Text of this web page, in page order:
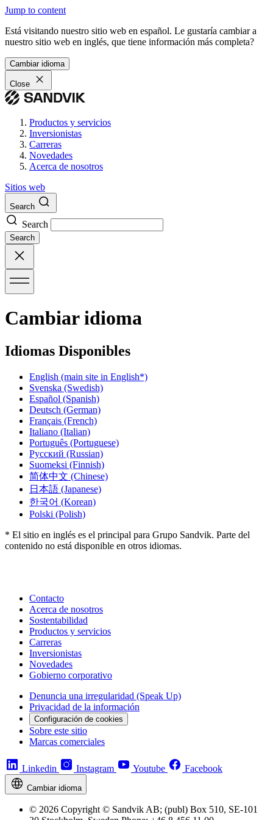
Jump to content
Está visitando nuestro sitio web en español. Le gustaría cambiar a
nuestro sitio web en inglés, que tiene información más completa?
Cambiar idioma
Close
Productos y servicios
Inversionistas
Carreras
Novedades
Acerca de nosotros
Sitios web
Search
Search
Search
Cambiar idioma
Idiomas Disponibles
English (main site in English*)
Svenska (Swedish)
Español (Spanish)
Deutsch (German)
Français (French)
Italiano (Italian)
Português (Portuguese)
Русский (Russian)
Suomeksi (Finnish)
简体中文 (Chinese)
日本語 (Japanese)
한국어 (Korean)
Polski (Polish)
* El sitio en inglés es el principal para Grupo Sandvik. Parte del
contenido no está disponible en otros idiomas.
Contacto
Acerca de nosotros
Sostentabilidad
Productos y servicios
Carreras
Inversionistas
Novedades
Gobierno corporativo
Denuncia una irregularidad (Speak Up)
Privacidad de la información
Configuración de cookies
Sobre este sitio
Marcas comerciales
Linkedin Instagram Youtube Facebook
Cambiar idioma
© 2026 Copyright © Sandvik AB; (publ) Box 510, SE-101